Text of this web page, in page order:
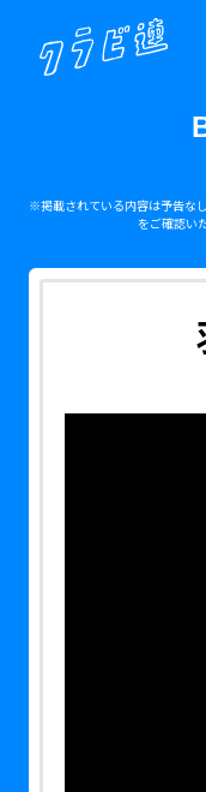
※掲載されている内容は予告な
をご確認い